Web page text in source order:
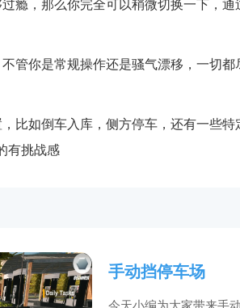
瘾，那么你完全可以稍微切换一下，
管你是常规操作还是骚气漂移，一切
比如倒车入库，侧方停车，还有一些
有挑战感
手动挡停车场
今天小编为大家带来手